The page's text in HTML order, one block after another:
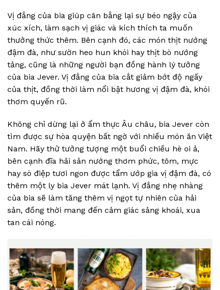
Vị đắng của bia giúp cân bằng lại sự béo ngậy của
xúc xích, làm sạch vị giác và kích thích ta muốn
thưởng thức thêm. Bên cạnh đó, các món thịt nướng
đậm đà, như sườn heo hun khói hay thịt bò nướng
tảng, cũng là những người bạn đồng hành lý tưởng
của bia Jever. Vị đắng của bia cắt giảm bớt độ ngấy
của thịt, đồng thời làm nổi bật hương vị đậm đà, khói
thơm quyến rũ.
Không chỉ dừng lại ở ẩm thực Âu châu, bia Jever còn
tìm được sự hòa quyện bất ngờ với nhiều món ăn Việt
Nam. Hãy thử tưởng tượng một buổi chiều hè oi ả,
bên cạnh đĩa hải sản nướng thơm phức, tôm, mực
hay sò điệp tươi ngon được tẩm ướp gia vị đậm đà, có
thêm một ly bia Jever mát lạnh. Vị đắng nhẹ nhàng
của bia sẽ làm tăng thêm vị ngọt tự nhiên của hải
sản, đồng thời mang đến cảm giác sảng khoái, xua
tan cái nóng.